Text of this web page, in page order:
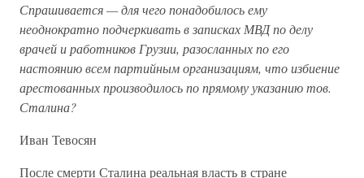
Спрашивается — для чего понадобилось ему
неоднократно подчеркивать в записках МВД по делу
врачей и работников Грузии, разосланных по его
настоянию всем партийным организациям, что избиение
арестованных производилось по прямому указанию тов.
Сталина?
Иван Тевосян
После смерти Сталина реальная власть в стране